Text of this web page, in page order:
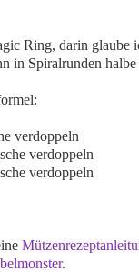
Ring, darin glaube
in Spiralrunden
verdoppeln
verdoppeln
verdoppeln
.